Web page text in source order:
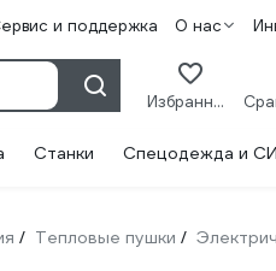
и поддержка О нас
Избранное
Станки Спецодежда и
/ Тепловые пушки /